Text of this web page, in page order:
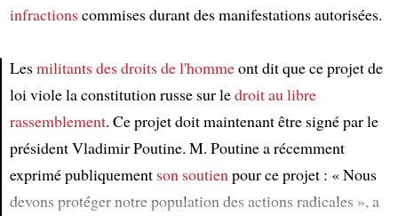
infractionscommises durant des manifestations autorisées.
Lesmilitants des droits de l'hommeont dit que ce projet de
loi viole la constitution russe sur ledroit au libre
rassemblement. Ce projet doit maintenant être signé par le
président Vladimir Poutine. M. Poutine a récemment
exprimé publiquement son soutienpour ce projet : « Nous
devons protéger notre population des actions radicales », a